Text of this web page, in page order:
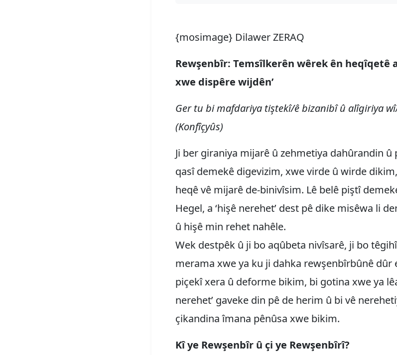
{mosimage} Dilawer ZERAQ
Rewşenbîr: Temsîlkerên wêrek ên heqîqetê
xwe dispêre wijdên’
Ger tu bi mafdariya tiştekî/ê bizanibî û alîgiriya
(Konfîçyûs)
Ji ber giraniya mijarê û zehmetiya dahûrandin û
qasî demekê digevizim, xwe virde û wirde
heqê vê mijarê de-binivîsim. Lê belê piştî
Hegel, a ‘hişê nerehet’ dest pê dike misêwa li
û hişê min rehet nahêle.
Wek destpêk û ji bo aqûbeta nivîsarê, ji bo
merama xwe ya ku ji dahka rewşenbîrbûnê dûr
piçekî xera û deforme bikim, bi gotina xwe ya
nerehet’ gaveke din pê de herim û bi vê
çikandina îmana pênûsa xwe bikim.
Kî ye Rewşenbîr û çi ye Rewşenbîrî?